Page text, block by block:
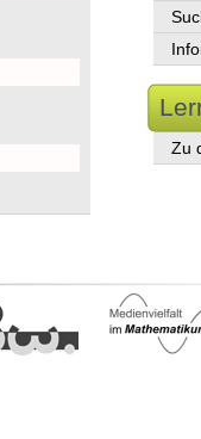
Zu